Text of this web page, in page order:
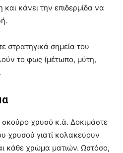
κάνει την επιδερμίδα να
στρατηγικά σημεία του
το φως (μέτωπο, μύτη,
σκούρο χρυσό κ.ά. Δοκιμάστε
χρυσού γιατί κολακεύουν
κάθε χρώμα ματιών. Ωστόσο,